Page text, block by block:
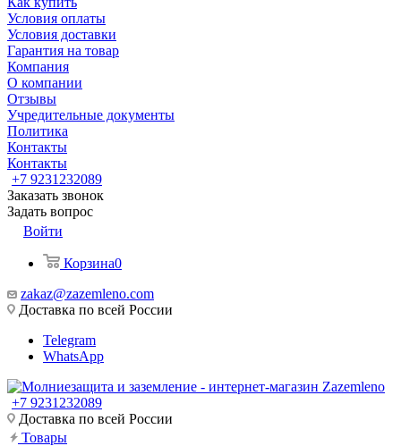
Условия оплаты
Условия доставки
Гарантия на товар
Компания
О компании
Отзывы
Учредительные документы
Политика
Контакты
Контакты
+7 9231232089
Заказать звонок
Задать вопрос
Войти
Корзина0
zakaz@zazemleno.com
Доставка по всей России
Telegram
WhatsApp
+7 9231232089
Доставка по всей России
Товары